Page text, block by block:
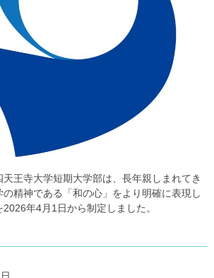
王寺大学短期大学部は、長年親しまれてき
精神である「和の心」をより明確に表現し
年4月1日から制定しました。